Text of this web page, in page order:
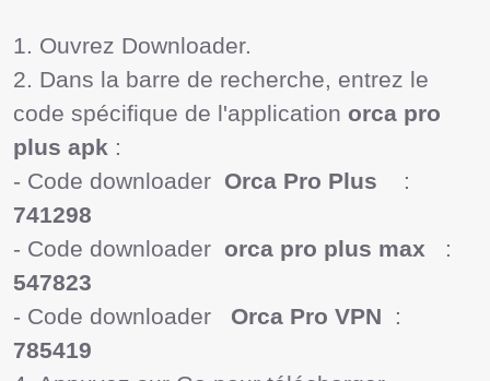
1. Ouvrez Downloader.
2. Dans la barre de recherche, entrez le
code spécifique de l'application orca pro
plus apk :
- Code downloader Orca Pro Plus
741298
- Code downloader orca pro plus max
547823
- Code downloader
Orca Pro VPN
785419